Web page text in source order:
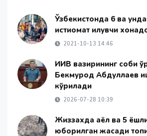
Ўзбекистонда 6 ва
истиқомат қилувчи
2021-10-13 14:46
ИИВ вазирининг собиқ
Бекмурод Абдуллаев
кўрилади
2026-07-28 10:39
Жиззахда аёл ва 5
юборилган жасади